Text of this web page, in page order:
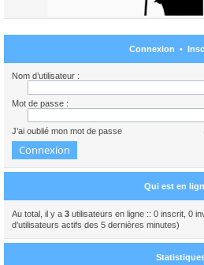
Connexion •
Nom d’utilisateur :
Mot de passe :
J’ai oublié mon mot de passe
Qui est en
Au total, il y a 3 utilisateurs en ligne :: 0 inscrit, 0
d’utilisateurs actifs des 5 dernières minutes)